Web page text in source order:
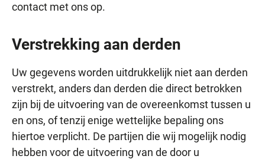
contact met ons op.
Verstrekking aan derden
Uw gegevens worden uitdrukkelijk niet aan derden
verstrekt, anders dan derden die direct betrokken
zijn bij de uitvoering van de overeenkomst tussen u
en ons, of tenzij enige wettelijke bepaling ons
hiertoe verplicht. De partijen die wij mogelijk nodig
hebben voor de uitvoering van de door u